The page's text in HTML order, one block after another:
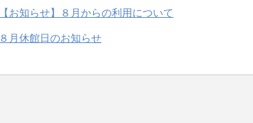
【お知らせ】８月からの利用について
８月休館日のお知らせ